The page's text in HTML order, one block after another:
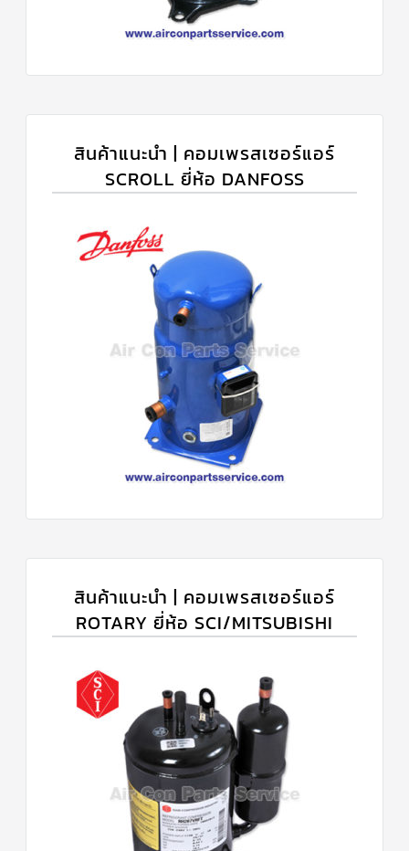
สินค้าแนะนำ | คอมเพรสเซอร์แอร์
SCROLL ยี่ห้อ DANFOSS
สินค้าแนะนำ | คอมเพรสเซอร์แอร์
ROTARY ยี่ห้อ SCI/MITSUBISHI